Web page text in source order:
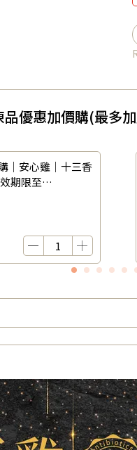
優惠加價購(最多
｜安心雞｜十三香
期限至